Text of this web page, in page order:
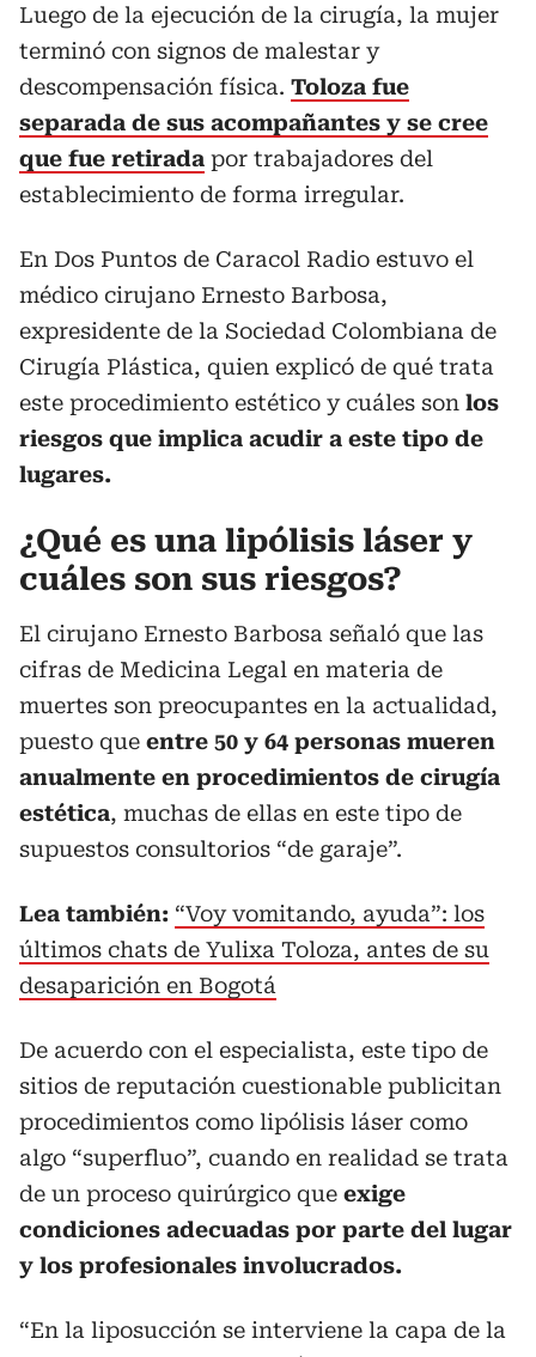
Luego de la ejecución de la cirugía, la mujer
terminó con signos de malestar y
descompensación física. Toloza fue
separada de sus acompañantes y se cree
que fue retirada por trabajadores del
establecimiento de forma irregular.
En Dos Puntos de Caracol Radio estuvo el
médico cirujano Ernesto Barbosa,
expresidente de la Sociedad Colombiana de
Cirugía Plástica, quien explicó de qué trata
este procedimiento estético y cuáles son los
riesgos que implica acudir a este tipo de
lugares.
¿Qué es una lipólisis láser y
cuáles son sus riesgos?
El cirujano Ernesto Barbosa señaló que las
cifras de Medicina Legal en materia de
muertes son preocupantes en la actualidad,
puesto que entre 50 y 64 personas mueren
anualmente en procedimientos de cirugía
estética, muchas de ellas en este tipo de
supuestos consultorios “de garaje”.
Lea también: “Voy vomitando, ayuda”: los
últimos chats de Yulixa Toloza, antes de su
desaparición en Bogotá
De acuerdo con el especialista, este tipo de
sitios de reputación cuestionable publicitan
procedimientos como lipólisis láser como
algo “superfluo”, cuando en realidad se trata
de un proceso quirúrgico que exige
condiciones adecuadas por parte del lugar
y los profesionales involucrados.
“En la liposucción se interviene la capa de la